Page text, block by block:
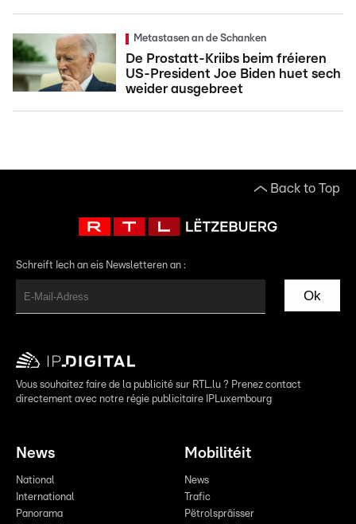
Metastasen an de Schanken
De Prostatt-Kriibs beim fréieren
US-President Joe Biden huet sech
weider ausgebreet
Back to Top
Schreift Iech an eis Newsletteren an :
Ok
Vous souhaitez faire de la publicité sur RTL.lu ? Prenez contact
directement avec notre régie publicitaire IPLuxembourg
News
National
International
Panorama
Mobilitéit
News
Trafic
Pëtrolspräisser